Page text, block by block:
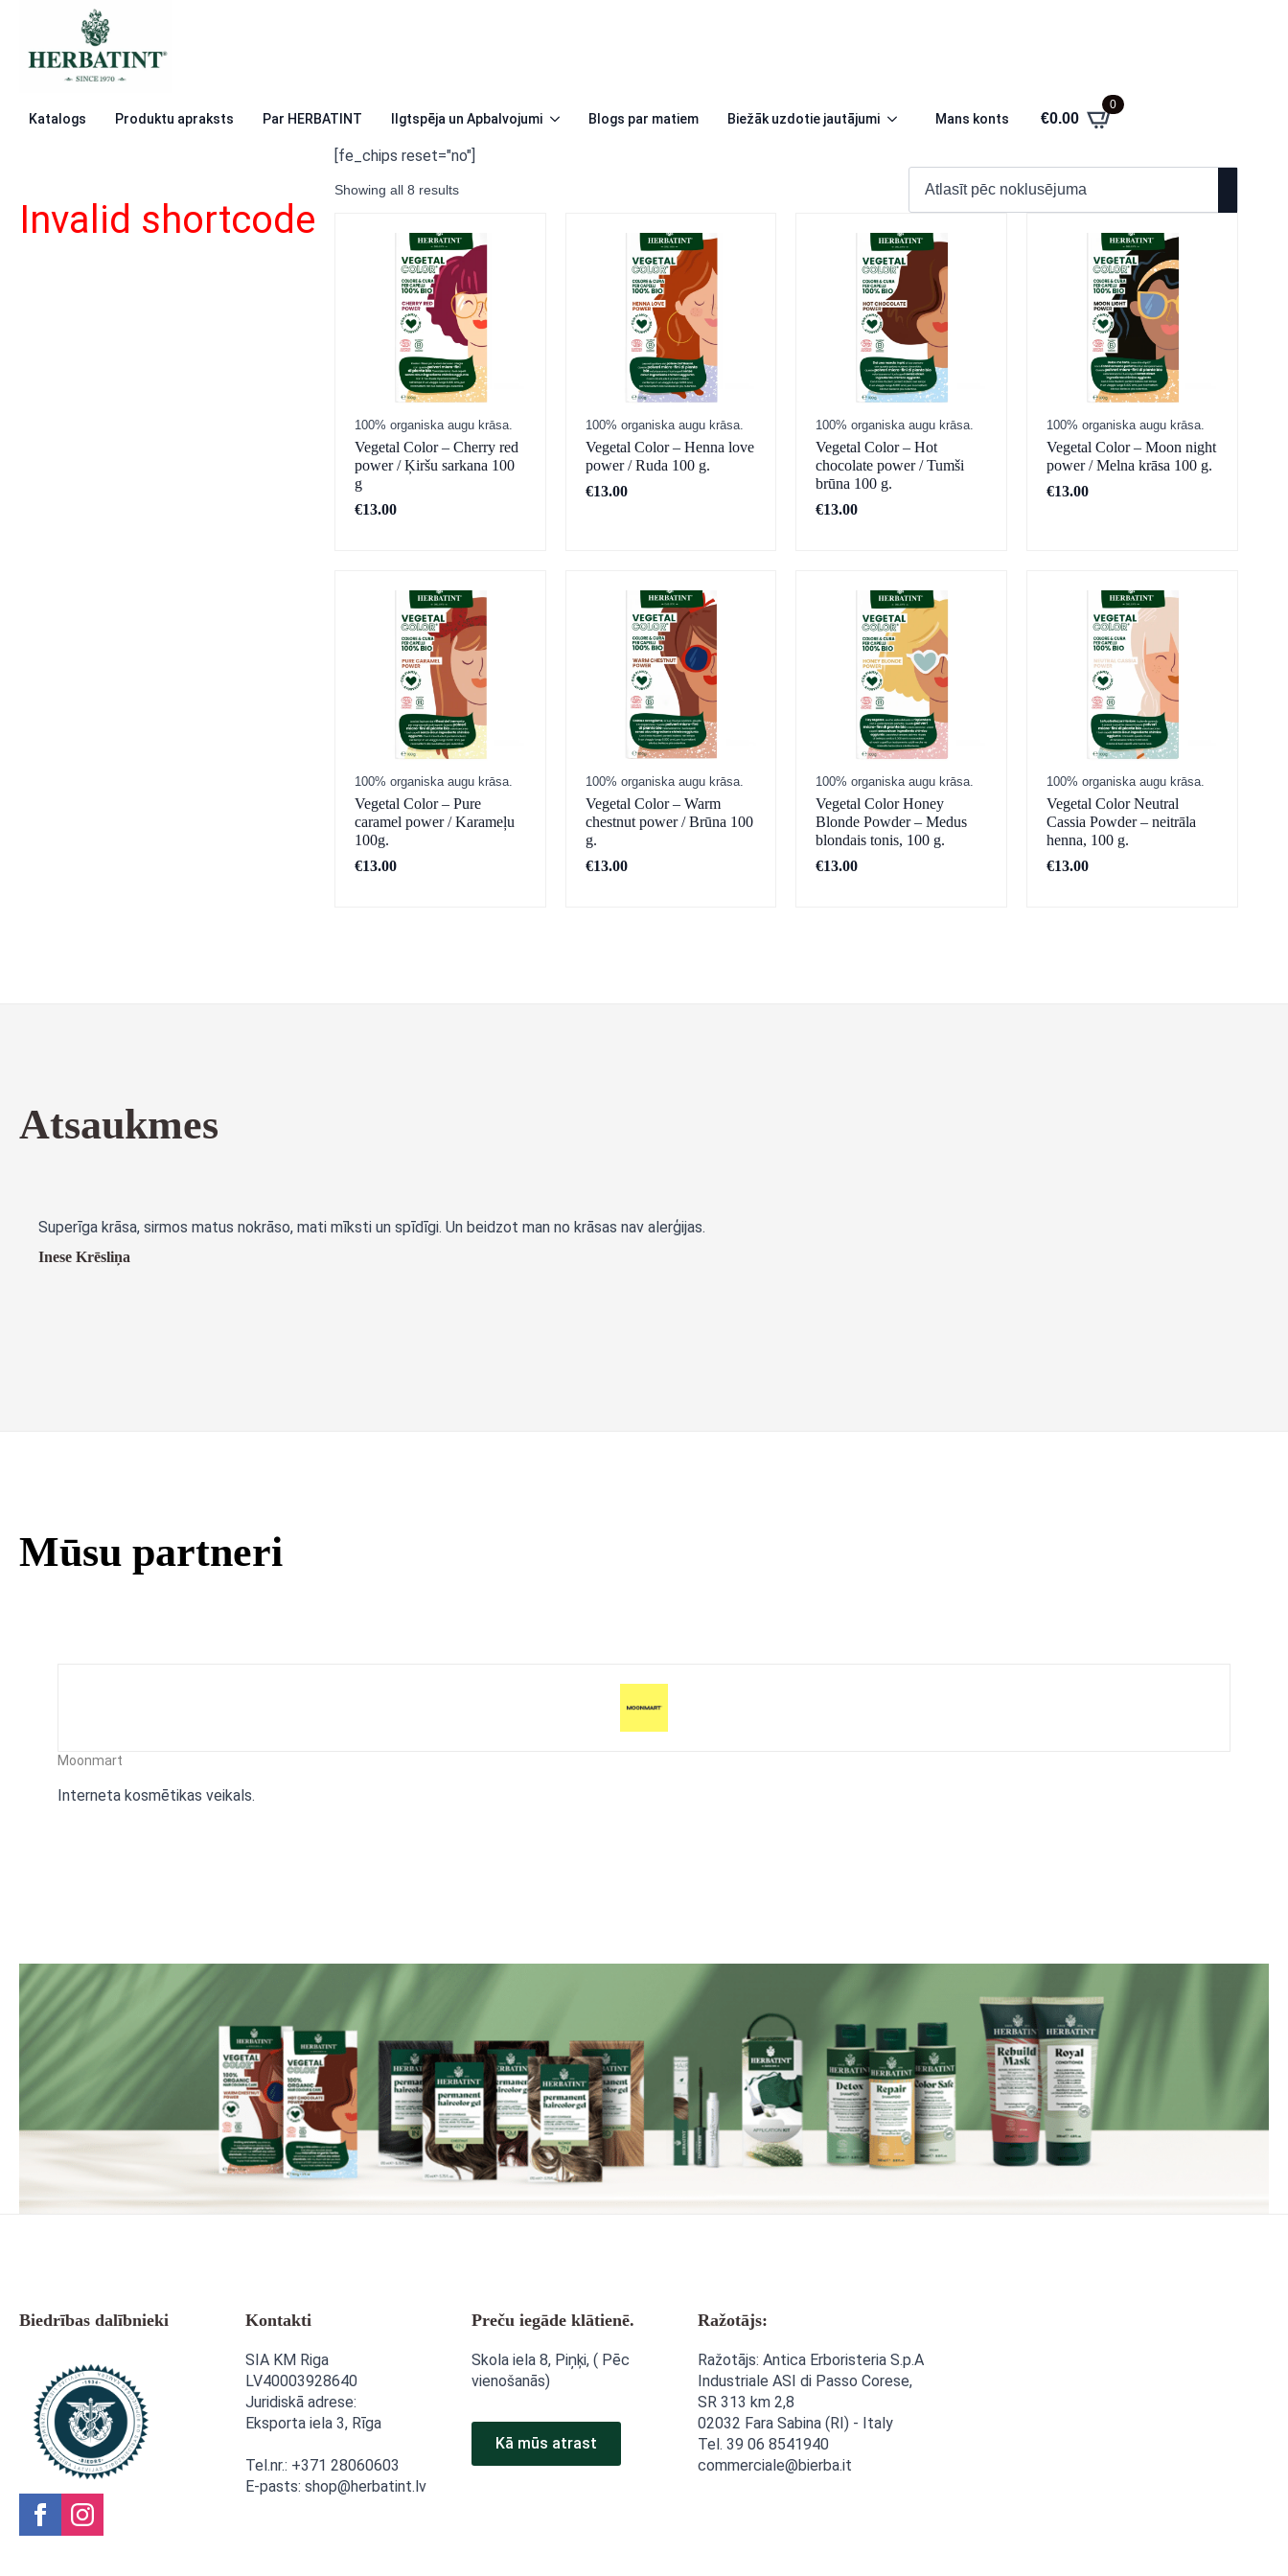
Katalogs Produktu apraksts Par HERBATINT Ilgtspēja un Apbalvojumi Blogs par matiem Biežāk uzdotie jautājumi Mans konts €0.00
0
Invalid shortcode
[fe_chips reset="no"]
Showing all 8 results
100% organiska augu krāsa.
Vegetal Color – Cherry red
power / Ķiršu sarkana 100
g
€13.00
100% organiska augu krāsa.
Vegetal Color – Henna love
power / Ruda 100 g.
€13.00
100% organiska augu krāsa.
Vegetal Color – Hot
chocolate power / Tumši
brūna 100 g.
€13.00
100% organiska augu krāsa.
Vegetal Color – Moon night
power / Melna krāsa 100 g.
€13.00
100% organiska augu krāsa.
Vegetal Color – Pure
caramel power / Karameļu
100g.
€13.00
100% organiska augu krāsa.
Vegetal Color – Warm
chestnut power / Brūna 100
g.
€13.00
100% organiska augu krāsa.
Vegetal Color Honey
Blonde Powder – Medus
blondais tonis, 100 g.
€13.00
100% organiska augu krāsa.
Vegetal Color Neutral
Cassia Powder – neitrāla
henna, 100 g.
€13.00
Atsaukmes
Superīga krāsa, sirmos matus nokrāso, mati mīksti un spīdīgi. Un beidzot man no krāsas nav alerģijas.
Inese Krēsliņa
Mūsu partneri
Moonmart
Interneta kosmētikas veikals.
Biedrības dalībnieki Kontakti
SIA KM Riga
LV40003928640
Juridiskā adrese:
Eksporta iela 3, Rīga
Tel.nr.: +371 28060603
E-pasts: shop@herbatint.lv
Preču iegāde klātienē.
Skola iela 8, Piņķi, ( Pēc
vienošanās)
Kā mūs atrast
Ražotājs:
Ražotājs: Antica Erboristeria S.p.A
Industriale ASI di Passo Corese,
SR 313 km 2,8
02032 Fara Sabina (RI) - Italy
Tel. 39 06 8541940
commerciale@bierba.it